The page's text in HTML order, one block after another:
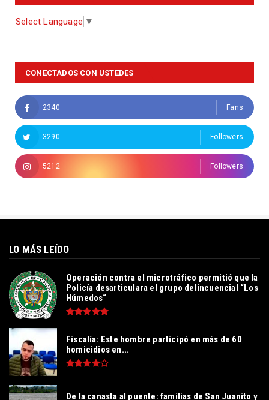
Select Language ▼
CONECTADOS CON USTEDES
2340 Fans
3290 Followers
5212 Followers
LO MÁS LEÍDO
Operación contra el microtráfico permitió que la
Policía desarticulara el grupo delincuencial “Los
Húmedos“
Fiscalía: Este hombre participó en más de 60
homicidios en...
De la canasta al puente: familias de San Juanito y